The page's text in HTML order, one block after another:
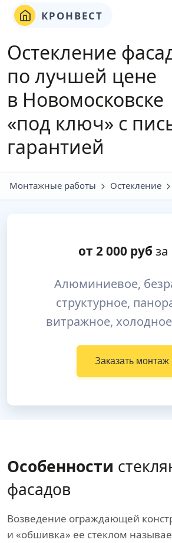
КРОНВЕСТ
Остекление
по лучшей цене
в Новомосковске
«под ключ» с
гарантией
Монтажные работы Остекление
от 2 000руб
Алюминиевое,
структурное,
витражное,
Заказать монтаж
Особенности
фасадов
Возведение ограждающей
и «обшивка» ее стеклом